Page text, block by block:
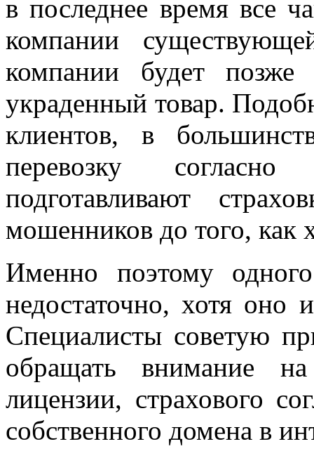
в последнее время все
компании
компании будет позже
украденный товар.
клиентов, в
перевозку
подготавливают
мошенников до того, как
Именно поэтому
недостаточно, хотя оно
Специалисты советую
обращать внимание
лицензии, страхового
собственного домена в